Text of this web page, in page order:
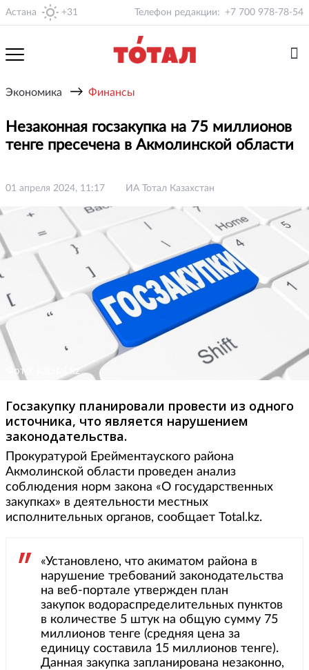
Астана +31 Телефон редакции: +7 700 978-78-54
Экономика → Финансы
Незаконная госзакупка на 75 миллионов
тенге пресечена в Акмолинской области
01 апреля 2024, 11:17 ИА Тотал Казахстан
Фото: kapital.kz
Госзакупку планировали провести из одного
источника, что является нарушением
законодательства.
Прокуратурой Ерейментауского района
Акмолинской области проведен анализ
соблюдения норм закона «О государственных
закупках» в деятельности местных
исполнительных органов, сообщает Total.kz.
«Установлено, что акиматом района в
нарушение требований законодательства
на веб-портале утвержден план
закупок водораспределительных пунктов
в количестве 5 штук на общую сумму 75
миллионов тенге (средняя цена за
единицу составила 15 миллионов тенге).
Данная закупка запланирована незаконно,